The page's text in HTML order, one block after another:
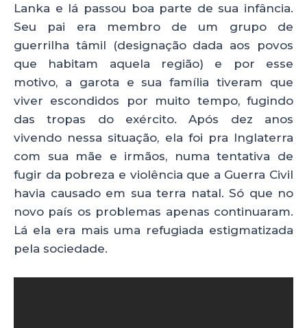
Lanka e lá passou boa parte de sua infância.
Seu pai era membro de um grupo de
guerrilha tâmil (designação dada aos povos
que habitam aquela região) e por esse
motivo, a garota e sua família tiveram que
viver escondidos por muito tempo, fugindo
das tropas do exército. Após dez anos
vivendo nessa situação, ela foi pra Inglaterra
com sua mãe e irmãos, numa tentativa de
fugir da pobreza e violência que a Guerra Civil
havia causado em sua terra natal. Só que no
novo país os problemas apenas continuaram.
Lá ela era mais uma refugiada estigmatizada
pela sociedade.